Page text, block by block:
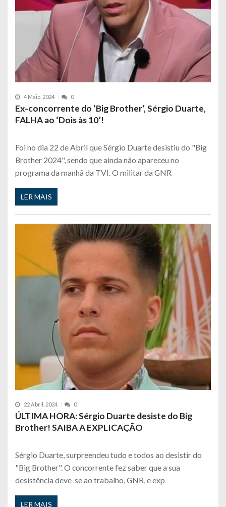
4 Maio, 2024 0
Ex-concorrente do ‘Big Brother’, Sérgio Duarte,
FALHA ao ‘Dois às 10’!
Foi no dia 22 de Abril que Sérgio Duarte desistiu do "Big
Brother 2024", sendo que ainda não apareceu no
programa da manhã da TVI. O militar da GNR
LER MAIS
22 Abril, 2024 0
ÚLTIMA HORA: Sérgio Duarte desiste do Big
Brother! SAIBA A EXPLICAÇÃO
Sérgio Duarte, surpreendeu tudo e todos ao desistir do
"Big Brother". O concorrente fez saber que a sua
desistência deve-se ao trabalho, GNR, e exp
LER MAIS